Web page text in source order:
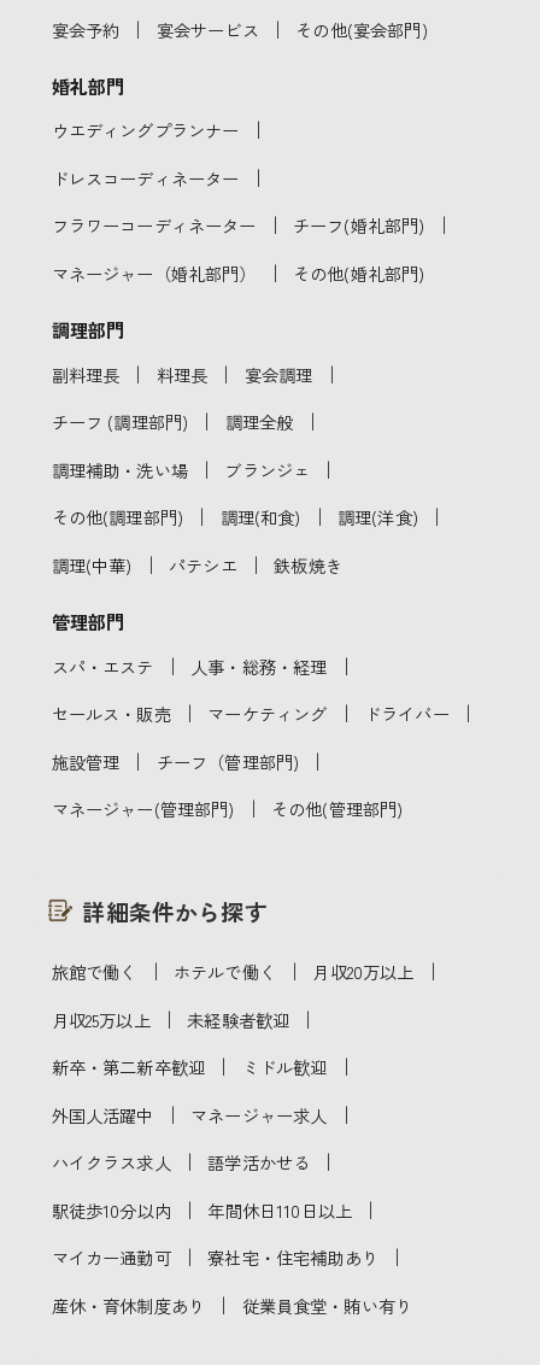
宴会予約 ｜ 宴会サービス ｜ その他(宴会部門)
婚礼部門
ウエディングプランナー ｜
ドレスコーディネーター ｜
フラワーコーディネーター ｜ チーフ(婚礼部門) ｜
マネージャー（婚礼部門） ｜ その他(婚礼部門)
調理部門
副料理長 ｜ 料理長 ｜ 宴会調理 ｜
チーフ (調理部門) ｜ 調理全般 ｜
調理補助・洗い場 ｜ ブランジェ ｜
その他(調理部門) ｜ 調理(和食) ｜ 調理(洋食) ｜
調理(中華) ｜ パテシエ ｜ 鉄板焼き
管理部門
スパ・エステ ｜ 人事・総務・経理 ｜
セールス・販売 ｜ マーケティング ｜ ドライバー ｜
施設管理 ｜ チーフ（管理部門) ｜
マネージャー(管理部門) ｜ その他(管理部門)
詳細条件から探す
旅館で働く ｜ ホテルで働く ｜ 月収20万以上 ｜
月収25万以上 ｜ 未経験者歓迎 ｜
新卒・第二新卒歓迎 ｜ ミドル歓迎 ｜
外国人活躍中 ｜ マネージャー求人 ｜
ハイクラス求人 ｜ 語学活かせる ｜
駅徒歩10分以内 ｜ 年間休日110日以上 ｜
マイカー通勤可 ｜ 寮社宅・住宅補助あり ｜
産休・育休制度あり ｜ 従業員食堂・賄い有り